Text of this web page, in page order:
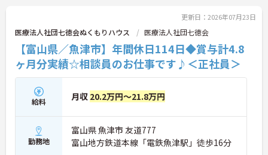
更新日：2026年07月23日
医療法人社団七徳会ぬくもりハウス 医療法人社団七徳会
【富山県／魚津市】年間休日114日◆賞与計4.8
ヶ月分実績☆相談員のお仕事です♪＜正社員＞
給料 月収 20.2万円～21.8万円
勤務地
富山県 魚津市 友道777
富山地方鉄道本線「電鉄魚津駅」徒歩16分